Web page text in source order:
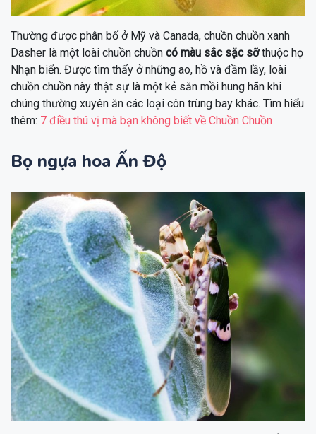
Thường được phân bố ở Mỹ và Canada, chuồn chuồn xanh
Dasher là một loài chuồn chuồn có màu sắc sặc sỡthuộc họ
Nhạn biển. Được tìm thấy ở những ao, hồ và đầm lầy, loài
chuồn chuồn này thật sự là một kẻ săn mồi hung hãn khi
chúng thường xuyên ăn các loại côn trùng bay khác. Tìm hiểu
thêm: 7 điều thú vị mà bạn không biết về Chuồn Chuồn
Bọ ngựa hoa Ấn Độ